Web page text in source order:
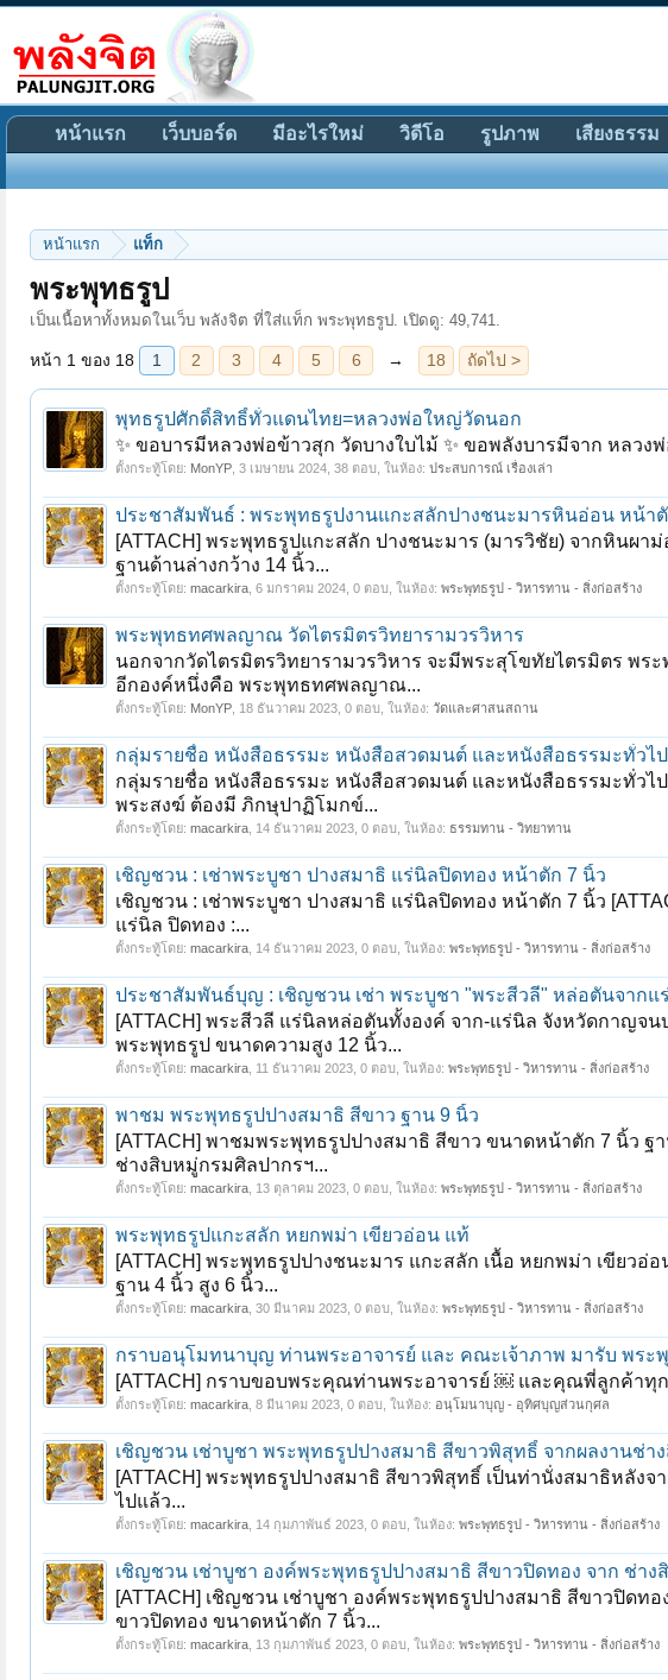
หน้าแรก แท็ก
พระพุทธรูป
เป็นเนื้อหาทั้งหมดในเว็บ พลังจิต ที่ใส่แท็ก พระพุทธรูป. เปิดดู: 49,741.
หน้า 1 ของ 18 1 2 3 4 5 6 → 18 ถัดไป >
พุทธรูปศักดิ์สิทธิ์ทั่วแดนไทย=หลวงพ่อใหญ่วัดนอก
✨ ขอบารมีหลวงพ่อข้าวสุก วัดบางใบไม้ ✨ ขอพลังบารมีจาก หลว
ตั้งกระทู้โดย: MonYP 3 เมษายน 2024 , 38 ตอบ, ในห้อง: ประสบการณ์ เรื่องเล่า
ประชาสัมพันธ์ : พระพุทธรูปงานแกะสลักปางชนะมารหินอ่อน หน้า
[ATTACH] พระพุทธรูปแกะสลัก ปางชนะมาร (มารวิชัย) จากหินผ
ฐานด้านล่างกว้าง 14 นิ้ว...
ตั้งกระทู้โดย: macarkira 6 มกราคม 2024 , 0 ตอบ, ในห้อง: พระพุทธรูป - วิหารทาน - สิ่งก่อสร้าง
พระพุทธทศพลญาณ วัดไตรมิตรวิทยารามวรวิหาร
นอกจากวัดไตรมิตรวิทยารามวรวิหาร จะมีพระสุโขทัยไตรมิตร พ
อีกองค์หนึ่งคือ พระพุทธทศพลญาณ...
ตั้งกระทู้โดย: MonYP 18 ธันวาคม 2023 , 0 ตอบ, ในห้อง: วัดและศาสนสถาน
กลุ่มรายชื่อ หนังสือธรรมะ หนังสือสวดมนต์ และหนังสือธรรมะทั่วไ
กลุ่มรายชื่อ หนังสือธรรมะ หนังสือสวดมนต์ และหนังสือธรรมะทั่วไ
พระสงฆ์ ต้องมี ภิกษุปาฏิโมกข์...
ตั้งกระทู้โดย: macarkira 14 ธันวาคม 2023 , 0 ตอบ, ในห้อง: ธรรมทาน - วิทยาทาน
เชิญชวน : เช่าพระบูชา ปางสมาธิ แร่นิลปิดทอง หน้าตัก 7 นิ้ว
เชิญชวน : เช่าพระบูชา ปางสมาธิ แร่นิลปิดทอง หน้าตัก 7 นิ้ว
แร่นิล ปิดทอง :...
ตั้งกระทู้โดย: macarkira 14 ธันวาคม 2023 , 0 ตอบ, ในห้อง: พระพุทธรูป - วิหารทาน - สิ่งก่อสร้าง
ประชาสัมพันธ์บุญ : เชิญชวน เช่า พระบูชา "พระสีวลี" หล่อตันจากแ
[ATTACH] พระสีวลี แร่นิลหล่อตันทั้งองค์ จาก-แร่นิล จังหวัดกาญ
พระพุทธรูป ขนาดความสูง 12 นิ้ว...
ตั้งกระทู้โดย: macarkira 11 ธันวาคม 2023 , 0 ตอบ, ในห้อง: พระพุทธรูป - วิหารทาน - สิ่งก่อสร้าง
พาชม พระพุทธรูปปางสมาธิ สีขาว ฐาน 9 นิ้ว
[ATTACH] พาชมพระพุทธรูปปางสมาธิ สีขาว ขนาดหน้าตัก 7 นิ้ว
ช่างสิบหมู่กรมศิลปากรฯ...
ตั้งกระทู้โดย: macarkira 13 ตุลาคม 2023 , 0 ตอบ, ในห้อง: พระพุทธรูป - วิหารทาน - สิ่งก่อสร้าง
พระพุทธรูปแกะสลัก หยกพม่า เขียวอ่อน แท้
[ATTACH] พระพุทธรูปปางชนะมาร แกะสลัก เนื้อ หยกพม่า เขียว
ฐาน 4 นิ้ว สูง 6 นิ้ว...
ตั้งกระทู้โดย: macarkira 30 มีนาคม 2023 , 0 ตอบ, ในห้อง: พระพุทธรูป - วิหารทาน - สิ่งก่อสร้าง
กราบอนุโมทนาบุญ ท่านพระอาจารย์ และ คณะเจ้าภาพ มารับ พระ
[ATTACH] กราบขอบพระคุณท่านพระอาจารย์ ￼ และคุณพี่ลูกค้าทุ
ตั้งกระทู้โดย: macarkira 8 มีนาคม 2023 , 0 ตอบ, ในห้อง: อนุโมนาบุญ - อุทิศบุญส่วนกุศล
เชิญชวน เช่าบูชา พระพุทธรูปปางสมาธิ สีขาวพิสุทธิ์ จากผลงานช่า
[ATTACH] พระพุทธรูปปางสมาธิ สีขาวพิสุทธิ์ เป็นท่านั่งสมาธิหลังจ
ไปแล้ว...
ตั้งกระทู้โดย: macarkira 14 กุมภาพันธ์ 2023 , 0 ตอบ, ในห้อง: พระพุทธรูป - วิหารทาน - สิ่งก่อสร้าง
เชิญชวน เช่าบูชา องค์พระพุทธรูปปางสมาธิ สีขาวปิดทอง จาก ช่า
[ATTACH] เชิญชวน เช่าบูชา องค์พระพุทธรูปปางสมาธิ สีขาวปิด
ขาวปิดทอง ขนาดหน้าตัก 7 นิ้ว...
ตั้งกระทู้โดย: macarkira 13 กุมภาพันธ์ 2023 , 0 ตอบ, ในห้อง: พระพุทธรูป - วิหารทาน - สิ่งก่อสร้าง
หน้าแรก เว็บบอร์ด มีอะไรใหม่ วิดีโอ รูปภาพ เสียงธรรม